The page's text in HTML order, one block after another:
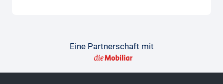
Leasing oder Neuwagenkauf tief.
So gelingt der Vergleich
Damit der Vergleich gelingt, findest du hier
Eine Partnerschaft mit